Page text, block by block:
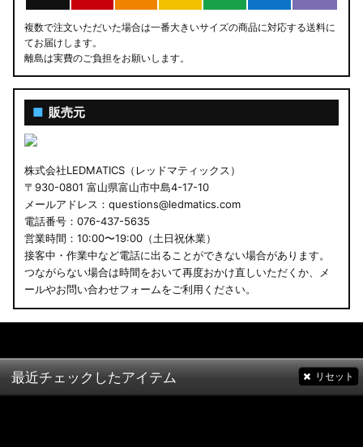
複数で注文いただいた場合は一番大きいサイズの商品に対応する送料に
てお届けします。
離島は実費のご負担をお願いします。
■ 販売元
株式会社LEDMATICS（レッドマティックス）
〒930-0801 富山県富山市中島4-17-10
メールアドレス：questions@ledmatics.com
電話番号：076-437-5635
営業時間：10:00〜19:00（土日祝休業）
接客中・作業中など電話に出ることができない場合があります。
つながらない場合は時間をおいて再度おかけ直しいただくか、メ
ールやお問い合わせフォームをご利用ください。
最近チェックしたアイテム リセット